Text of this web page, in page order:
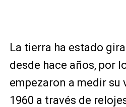
La tierra ha estado
desde hace años, por
empezaron a medir su
1960 a través de